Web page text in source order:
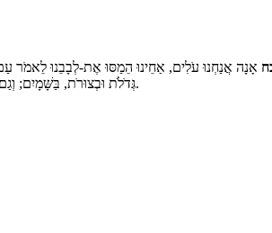
אָנָה אֲנַחְנוּ עֹלִים, אַחֵינוּ הֵמַסּוּ אֶת-לְבָבֵנוּ לֵאמֹר
גְּדֹלֹת וּבְצוּרֹת, בַּשָּׁמָיִם; וְגַם-בְּנֵי עֲנָקִים, רָאִינוּ שָׁם.